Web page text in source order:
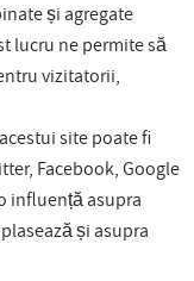
și agregate
lucru ne permite să
vizitatorii,
site poate fi
Facebook, Google
influență asupra
și asupra